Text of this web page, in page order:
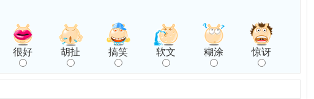
很好 胡扯 搞笑 软文 糊涂 惊讶